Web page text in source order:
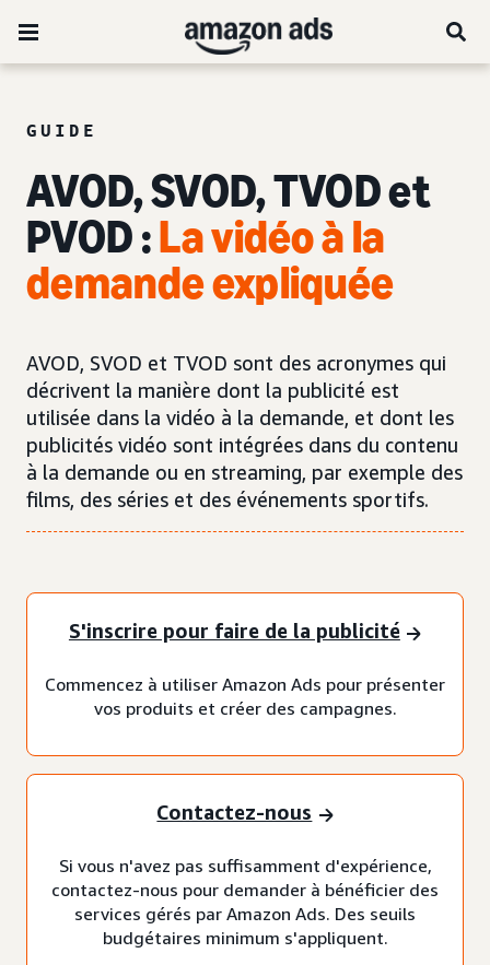
GUIDE
AVOD, SVOD, TVOD et
PVOD :La vidéo à la
demande expliquée
AVOD, SVOD et TVOD sont des acronymes qui
décrivent la manière dont la publicité est
utilisée dans la vidéo à la demande, et dont les
publicités vidéo sont intégrées dans du contenu
à la demande ou en streaming, par exemple des
films, des séries et des événements sportifs.
S'inscrire pour faire de la publicité
Commencez à utiliser Amazon Ads pour présenter
vos produits et créer des campagnes.
Contactez-nous
Si vous n'avez pas suffisamment d'expérience,
contactez-nous pour demander à bénéficier des
services gérés par Amazon Ads. Des seuils
budgétaires minimum s'appliquent.